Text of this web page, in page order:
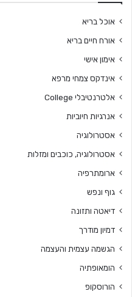
אוכל בריא
אורח חיים בריא
אימון אישי
אינדקס צמחי מרפא
אלטרנטיבלי College
אנרגיות חיוביות
אסטרולוגיה
אסטרולוגיה, כוכבים ומזלות
ארומתרפיה
גוף ונפש
דיאטה ותזונה
דמיון מודרך
הגשמה עצמית והעצמה
הומאופתיה
הורוסקופ